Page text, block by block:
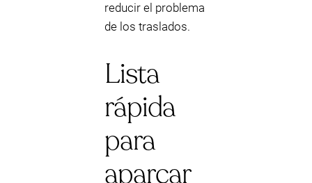
reducir el problema
de los traslados.
Lista
rápida
para
aparcar